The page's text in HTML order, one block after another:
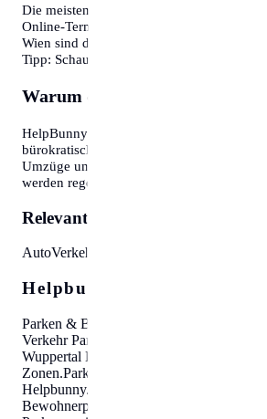
Die meisten Bürgerservice-Stellen bieten
Online-Terminvereinbarung an. In
Wien sind diese oft Wochen im Voraus
Tipp: Schauen Sie morgens gegen 7:30
Warum diese Informationen
HelpBunny.com hat es sich zur Aufgabe
bürokratische Hürden abzubauen. Wir
Umzüge und Behördengänge sein
werden regelmäßig aktualisiert.
Relevante Themen:
AutoVerkehr
Helpbunny.com SEO Cloud
Parken & Bewohnerparken in Wuppertal
Verkehr Parkausweis Zonen
Parken &
Wuppertal Helpbunny.com
Auto Verkehr
Zonen.Parken & Bewohnerparken in
Helpbunny.com
Bewohnerparken in Wuppertal